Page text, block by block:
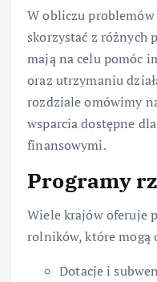
W obliczu
skorzystać z różnych
mają na celu pomóc
oraz utrzymaniu
rozdziale omówimy
wsparcia dostępne
finansowymi.
Programy
Wiele krajów oferuje
rolników, które mogą
Dotacje i